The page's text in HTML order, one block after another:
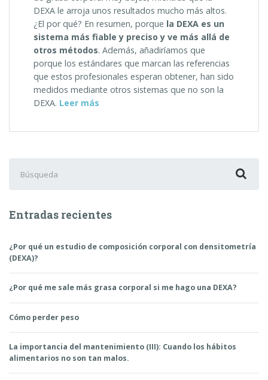
DEXA le arroja unos resultados mucho más altos.
¿El por qué? En resumen, porque la DEXA es un
sistema más fiable y preciso y ve más allá de
otros métodos. Además, añadiríamos que
porque los estándares que marcan las referencias
que estos profesionales esperan obtener, han sido
medidos mediante otros sistemas que no son la
DEXA. Leer más
me
hago
DEXA?»
Entradas recientes
¿Por qué un estudio de composición corporal con densitometría
(DEXA)?
¿Por qué me sale más grasa corporal si me hago una DEXA?
Cómo perder peso
La importancia del mantenimiento (III): Cuando los hábitos
alimentarios no son tan malos.